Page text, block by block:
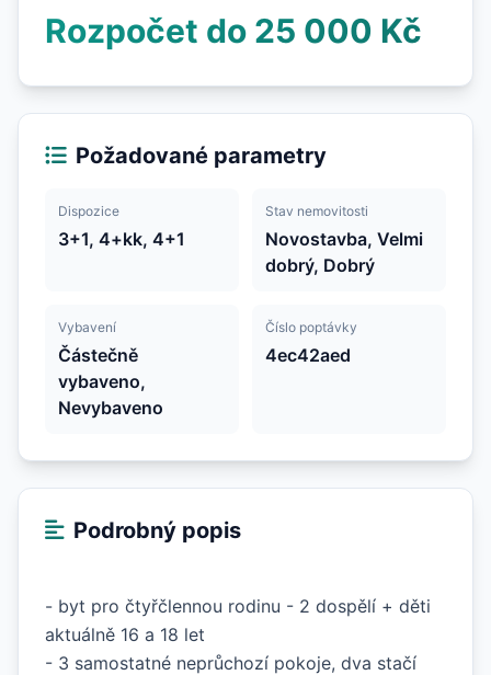
Rozpočet do 25 000 Kč
Požadované parametry
Dispozice
3+1, 4+kk, 4+1
Stav nemovitosti
Novostavba, Velmi
dobrý, Dobrý
Vybavení
Částečně
vybaveno,
Nevybaveno
Číslo poptávky
4ec42aed
Podrobný popis
- byt pro čtyřčlennou rodinu - 2 dospělí + děti
aktuálně 16 a 18 let
- 3 samostatné neprůchozí pokoje, dva stačí